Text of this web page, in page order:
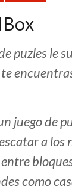
puzles le
juego de
a los
como